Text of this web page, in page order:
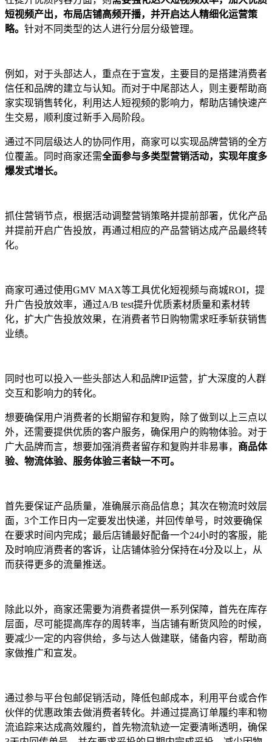
短视频产出，布局店铺高频开播，并开启达人精细化运营策
略。 针对不同类型的达人进行分层分级管理。
例如，对于头部达人，重点在于宣发，主要目的是搭建消费者
信任和品牌的建立与认知。而对于中尾部达人，则主要帮助商
家实现销售转化，利用达人短视频的影响力，帮助店铺快速产
生交易，顺利度过新手入局阶段。
通过不同层级达人的协同作用，商家可以实现品牌营销的全方
位覆盖。同时商家还需全面参与多类型营销活动，实现年度多
爆发式增长。
抓住营销节点，根据活动调整营销策略并提前部署，优化产品
并提前开启广告投放，再通过相应的产品营销达成产品最终转
化。
商家可通过使用GMV MAX等工具优化短视频与商城ROI，提
升广告投放效率，通过A/B test提升优质素材质量和素材转
化，扩大广告投放效果，在消费者节日购物需求旺季斩获销售
业绩。
同时也可以投入一些头部达人和品牌IP运营，扩大深度的人群
交互和影响力的转化。
想要确保用户消费者的长期留存和复购，除了做到以上三点以
外，还需要提供优质的客户服务，确保用户的购物体验。对于
广大品牌而言，想要加强消费者留存和复购并非易事， 商品体
验、物流体验、服务体验三者缺一不可。
首先要保证产品质量，准确展示商品信息；其次在物流时效层
面，3个工作日内一定要发出快递，并回传单号，时效要确保
在要求时间内完成；最后店铺最好配备一个24小时的客服，能
及时响应消费者的客诉，让店铺体验分保持在4分及以上，从
而获得更多的流量推送。
除此以外，商家还需要为消费者提供一系列保障，首先在库存
层面，尽可能提高库存的周转率，当店铺有断货风险的时候，
要减少一定的内容供给，多与达人做建联，储备内容，帮助商
家做推广和宣发。
通过参与平台包邮促销活动，降低包邮成本，利用平台或合作
伙伴的优惠政策去做消费者转化。并通过提高订单履约率和物
流追踪来达成高效履约，首先物流轨迹一定要清晰透明，确保